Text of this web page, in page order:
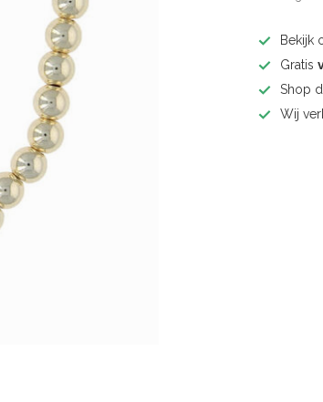
Bekijk
Gratis
Shop
Wij